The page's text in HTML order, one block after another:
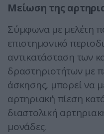
Μείωση της
Σύμφωνα με μελέτη
επιστημονικό
αντικατάσταση των
δραστηριοτήτων με
άσκησης, μπορεί να
αρτηριακή πίεση
διαστολική
μονάδες.